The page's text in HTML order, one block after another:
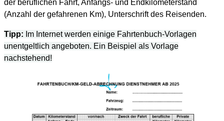
der beruflichen Fahrt, Anfangs- und Endkilometerstand
(Anzahl der gefahrenen Km), Unterschrift des Reisenden.
Tipp: Im Internet werden einige Fahrtenbuch-Vorlagen
unentgeltlich angeboten. Ein Beispiel als Vorlage
nachstehend!